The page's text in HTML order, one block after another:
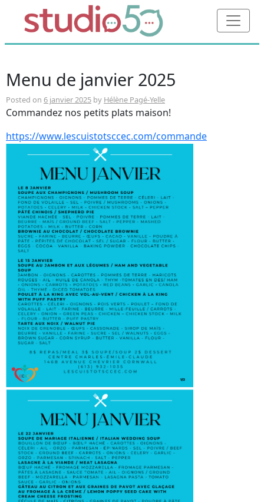
Menu de janvier 2025
Posted on 6 janvier 2025 by Hélène Pagé-Yelle
Commandez nos petits plats maison!
https://www.lescuistotsccec.com/commande